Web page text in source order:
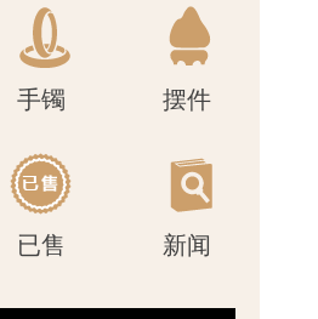
手镯 摆件
已售 新闻